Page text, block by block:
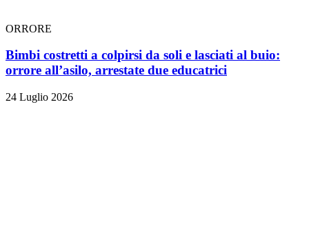
ORRORE
Bimbi costretti a colpirsi da soli e lasciati al buio:
orrore all’asilo, arrestate due educatrici
24 Luglio 2026